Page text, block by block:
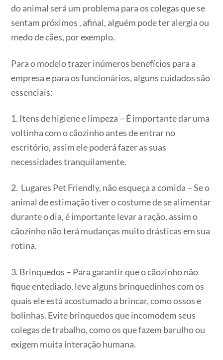
do animal será um problema para os colegas que se
sentam próximos , afinal, alguém pode ter alergia ou
medo de cães, por exemplo.
Para o modelo trazer inúmeros benefícios para a
empresa e para os funcionários, alguns cuidados são
essenciais:
1. Itens de higiene e limpeza – É importante dar uma
voltinha com o cãozinho antes de entrar no
escritório, assim ele poderá fazer as suas
necessidades tranquilamente.
2. Lugares Pet Friendly, não esqueça a comida – Se o
animal de estimação tiver o costume de se alimentar
durante o dia, é importante levar a ração, assim o
cãozinho não terá mudanças muito drásticas em sua
rotina.
3. Brinquedos – Para garantir que o cãozinho não
fique entediado, leve alguns brinquedinhos com os
quais ele está acostumado a brincar, como ossos e
bolinhas. Evite brinquedos que incomodem seus
colegas de trabalho, como os que fazem barulho ou
exigem muita interação humana.